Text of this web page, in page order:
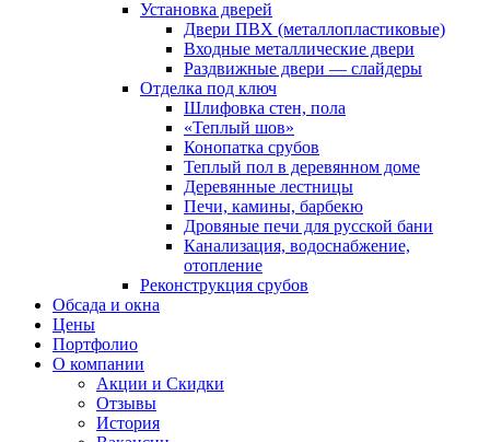
Установка дверей
Двери ПВХ (металлопластиковые)
Входные металлические двери
Раздвижные двери — слайдеры
Отделка под ключ
Шлифовка стен, пола
«Теплый шов»
Конопатка срубов
Теплый пол в деревянном доме
Деревянные лестницы
Печи, камины, барбекю
Дровяные печи для русской бани
Канализация, водоснабжение,
отопление
Реконструкция срубов
Обсада и окна
Цены
Портфолио
О компании
Акции и Скидки
Отзывы
История